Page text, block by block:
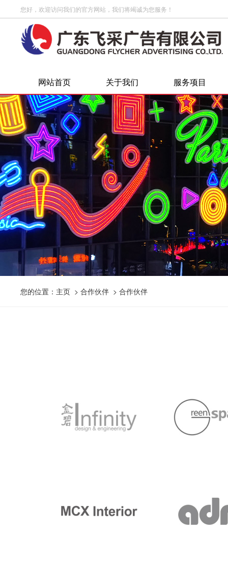
您好，欢迎访问我们的官方网站，我们将竭诚为您服务！
网站首页 关于我们 服务项目
您的位置： 主页 > 合作伙伴 > 合作伙伴